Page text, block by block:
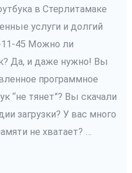
в Стерлитамаке
услуги и долгий
45 Можно ли
Да, и даже нужно! Вы
программное
“не тянет”? Вы скачали
загрузки? У вас много
не хватает? …